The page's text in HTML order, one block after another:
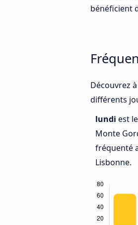
bénéficient
Découvrez
différents
lundi est
Monte
fréquenté
Lisbonne.